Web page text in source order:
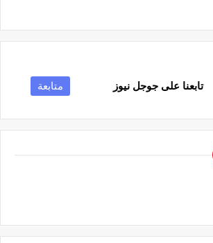
تابعنا على جوجل نيوز متابعة